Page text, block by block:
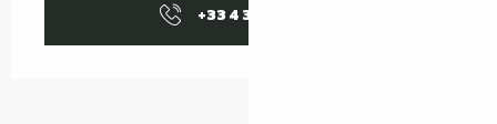
+33 4 38 37 50